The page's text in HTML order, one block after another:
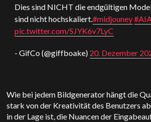
Dies sind NICHT die endgültigen
sind nicht hochskaliert.#midjouney
pic.twitter.com/SJYK6v7LyC
- GifCo (@giffboake) 20. Dezember
Wie bei jedem Bildgenerator hängt die
stark von der Kreativität des Benutzers
in der Lage ist, die Nuancen der